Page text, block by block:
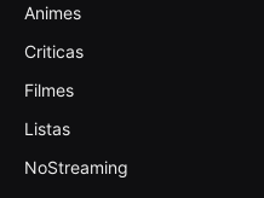
Animes
Criticas
Filmes
Listas
NoStreaming